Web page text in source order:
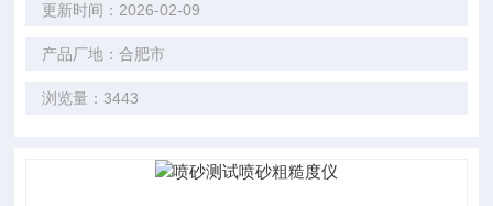
更新时间：2026-02-09
产品厂地：合肥市
浏览量：3443